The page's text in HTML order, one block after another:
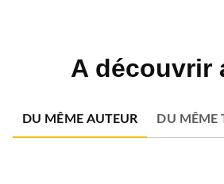
A découvrir
DU MÊME AUTEUR DU MÊME